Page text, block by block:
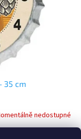
35 cm
nedostupné